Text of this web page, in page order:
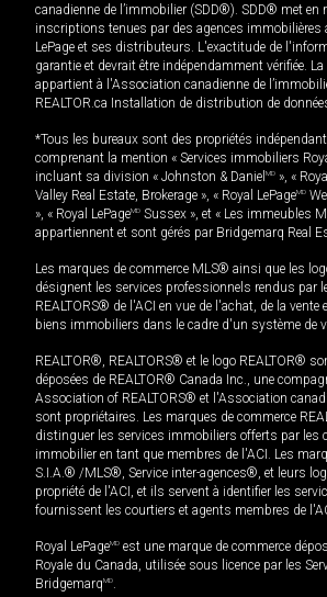
canadienne de l’immobilier (SDD®). SDD® met en
inscriptions tenues par des agences immobilières
LePage et ses distributeurs. L'exactitude de
garantie et devrait être indépendamment vérifiée.
appartient à l'Association canadienne de
REALTOR.ca Installation de distribution de
*Tous les bureaux sont des propriétés
comprenant la mention « Services immobiliers
incluant sa division « Johnston & Daniel MD », «
Valley Real Estate, Brokerage », « Royal LePageMD
», « Royal LePageMD Sussex », et « Les immeubles
appartiennent et sont gérés par Bridgemarq Real
Les marques de commerce MLS® ainsi que les
désignent les services professionnels rendus par
REALTORS® de l'ACI en vue de l'achat, de la vente
biens immobiliers dans le cadre d'un système de
REALTOR®, REALTORS® et le logo REALTOR®
déposées de REALTOR® Canada Inc., une
Association of REALTORS® et l'Association
sont propriétaires. Les marques de commerce
distinguer les services immobiliers offerts par les
immobilier en tant que membres de l'ACI. Les
S.I.A.® /MLS®, Service inter-agences®, et leurs
propriété de l'ACI, et ils servent à identifier les
fournissent les courtiers et agents membres de
Royal LePageMD est une marque de commerce
Royale du Canada, utilisée sous licence par les
BridgemarqMD.